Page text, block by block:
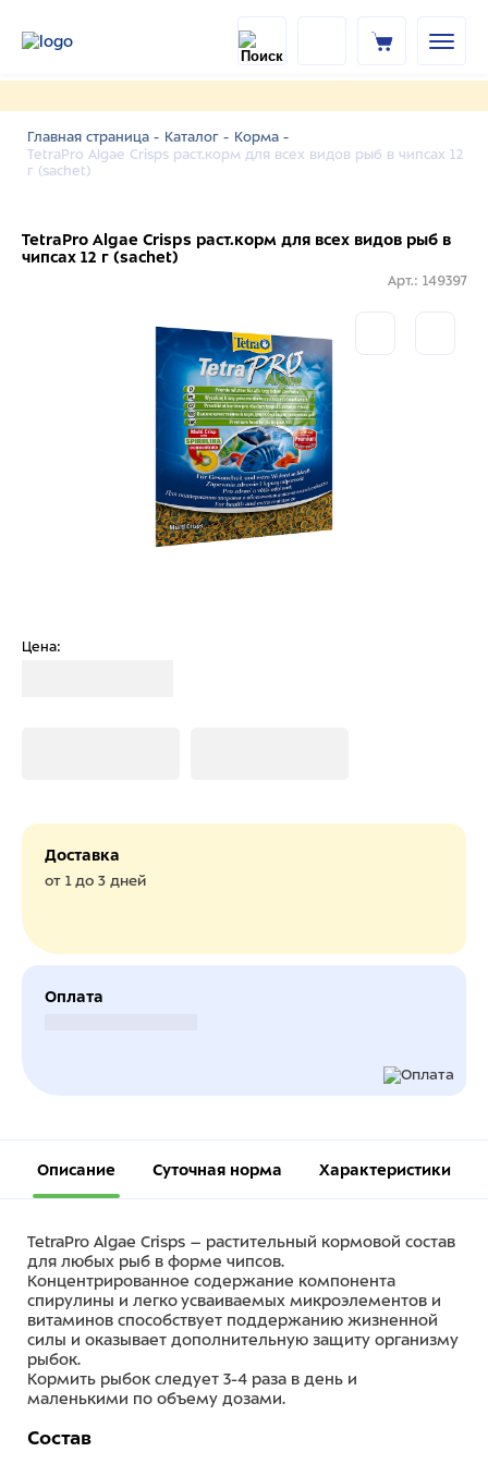
Главная страница - Каталог - Корма -
TetraPro Algae Crisps раст.корм для всех видов рыб в чипсах 12
г (sachet)
TetraPro Algae Crisps раст.корм для всех видов рыб в
чипсах 12 г (sachet)
Арт.: 149397
Цена:
Доставка
от 1 до 3 дней
Оплата
Описание Суточная норма Характеристики
TetraPro Algae Crisps – растительный кормовой состав
для любых рыб в форме чипсов.
Концентрированное содержание компонента
спирулины и легко усваиваемых микроэлементов и
витаминов способствует поддержанию жизненной
силы и оказывает дополнительную защиту организму
рыбок.
Кормить рыбок следует 3-4 раза в день и
маленькими по объему дозами.
Состав